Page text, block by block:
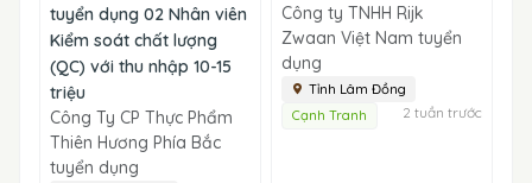
tuyển dụng 02 Nhân viên
Kiểm soát chất lượng
(QC) với thu nhập 10-15
triệu
Công Ty CP Thực Phẩm
Thiên Hương Phía Bắc
tuyển dụng
Công ty TNHH Rijk
Zwaan Việt Nam tuyển
dụng
Tỉnh Lâm Đồng
Cạnh Tranh
2 tuần trước